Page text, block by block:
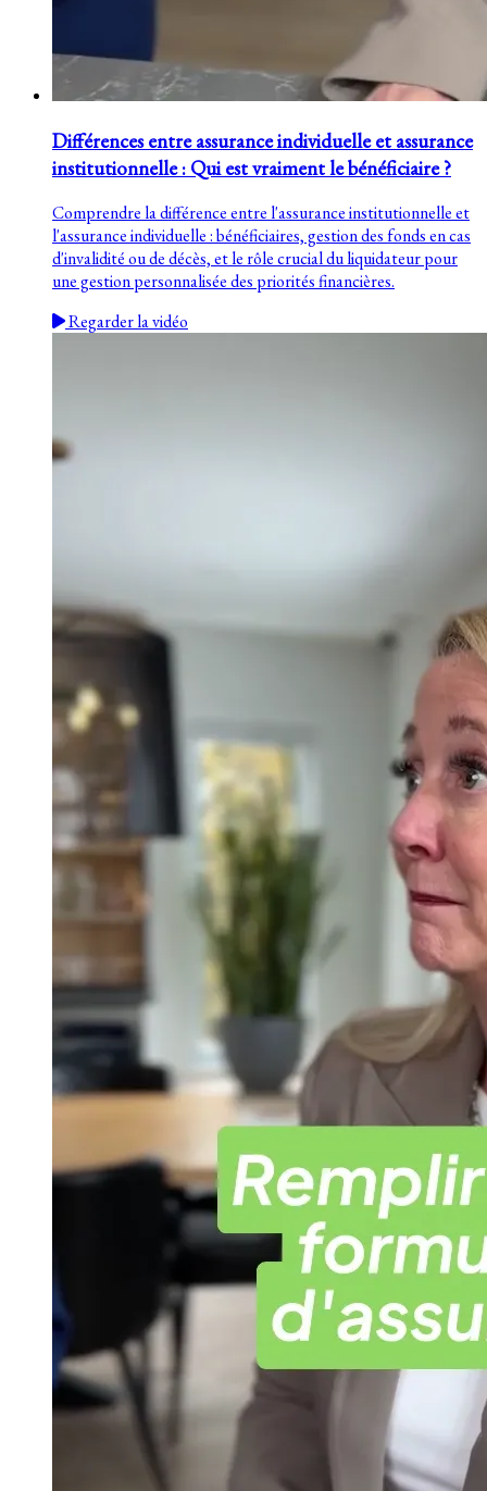
Différences entre assurance individuelle et assurance
institutionnelle : Qui est vraiment le bénéficiaire ?
Comprendre la différence entre l'assurance institutionnelle et
l'assurance individuelle : bénéficiaires, gestion des fonds en cas
d'invalidité ou de décès, et le rôle crucial du liquidateur pour
une gestion personnalisée des priorités financières.
Regarder la vidéo